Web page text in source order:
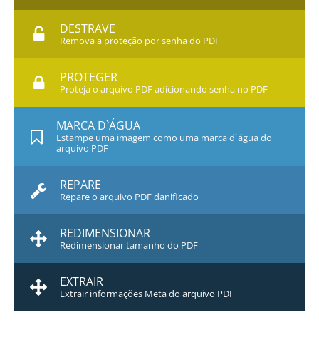
DESTRAVE
Remova a proteção por senha do PDF
PROTEGER
Proteja o arquivo PDF adicionando senha no PDF
MARCA D`ÁGUA
Estampe uma imagem como uma marca d`água do
arquivo PDF
REPARE
Repare o arquivo PDF danificado
REDIMENSIONAR
Redimensionar tamanho do PDF
EXTRAIR
Extrair informações Meta do arquivo PDF